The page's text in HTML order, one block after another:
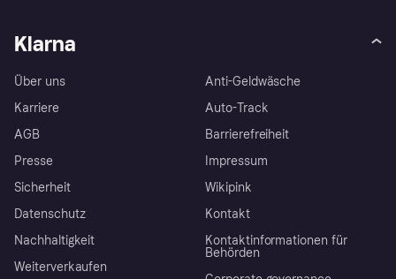
Klarna
Über uns
Karriere
AGB
Presse
Sicherheit
Datenschutz
Nachhaltigkeit
Weiterverkaufen
Anti-Geldwäsche
Auto-Track
Barrierefreiheit
Impressum
Wikipink
Kontakt
Kontaktinformationen für
Behörden